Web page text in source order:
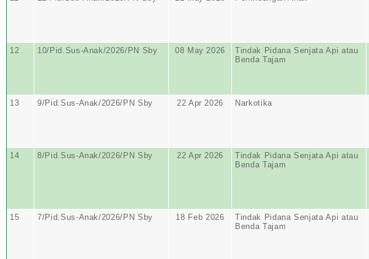
12 10/Pid.Sus-Anak/2026/PN Sby 08 May 2026
Tindak Pidana Senjata Api atau
Benda Tajam
13 9/Pid.Sus-Anak/2026/PN Sby 22 Apr 2026 Narkotika
14 8/Pid.Sus-Anak/2026/PN Sby 22 Apr 2026
Tindak Pidana Senjata Api atau
Benda Tajam
15 7/Pid.Sus-Anak/2026/PN Sby 18 Feb 2026
Tindak Pidana Senjata Api atau
Benda Tajam